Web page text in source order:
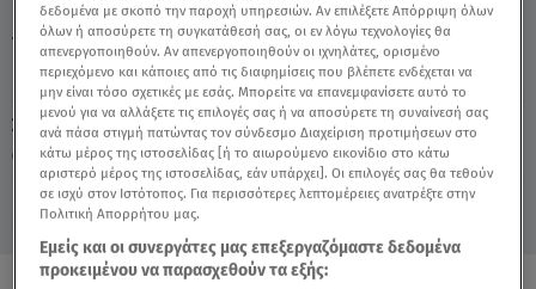
Σάββατο 8 Αυγούστου 2026
16.06.26, 10:49 CELEBRITIES & GOSSIP ΝΕΑ
TAGS: ΛΕΝΑ ΔΡΟΣΑΚΗ BREAKFAST@STAR
δεδομένα με σκοπό την παροχή υπηρεσιών. Αν επιλέξετε Απόρριψη όλων
όλων ή αποσύρετε τη συγκατάθεσή σας, οι εν λόγω τεχνολογίες θα
απενεργοποιηθούν. Αν απενεργοποιηθούν οι ιχνηλάτες, ορισμένο
περιεχόμενο και κάποιες από τις διαφημίσεις που βλέπετε ενδέχεται να
μην είναι τόσο σχετικές με εσάς. Μπορείτε να επανεμφανίσετε αυτό το
μενού για να αλλάξετε τις επιλογές σας ή να αποσύρετε τη συναίνεσή σας
ανά πάσα στιγμή πατώντας τον σύνδεσμο Διαχείριση προτιμήσεων στο
κάτω μέρος της ιστοσελίδας [ή το αιωρούμενο εικονίδιο στο κάτω
αριστερό μέρος της ιστοσελίδας, εάν υπάρχει]. Οι επιλογές σας θα τεθούν
σε ισχύ στον Ιστότοπος. Για περισσότερες λεπτομέρειες ανατρέξτε στην
Πολιτική Απορρήτου μας.
Εμείς και οι συνεργάτες μας επεξεργαζόμαστε δεδομένα
προκειμένου να παρασχεθούν τα εξής: